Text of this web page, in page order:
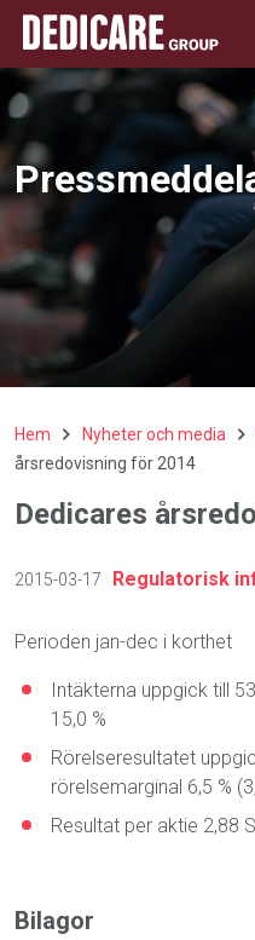
Hem Nyheter och media
årsredovisning för 2014
Dedicares
2015-03-17 Regulatorisk
Perioden jan-dec i korthet
Intäkterna uppgick till
15,0 %
Rörelseresultatet
rörelsemarginal 6,5 %
Resultat per aktie 2,88
Bilagor